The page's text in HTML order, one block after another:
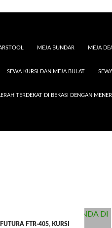
MEJA BUNDAR MEJA
SEWA KURSI DAN MEJA BULAT
TERDEKAT DI BEKASI DENGAN
FTR-405, KURSI